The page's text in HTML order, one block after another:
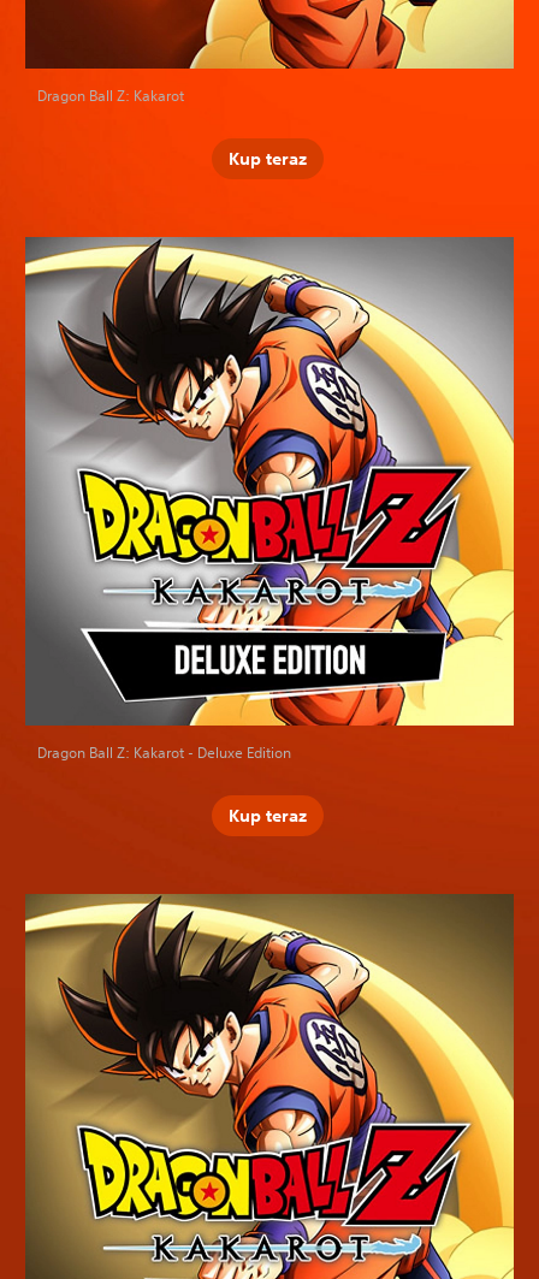
Dragon Ball Z: Kakarot
Kup teraz
Dragon Ball Z: Kakarot - Deluxe Edition
Kup teraz